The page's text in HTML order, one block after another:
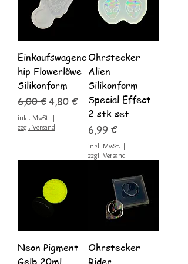
Einkaufswagenc
hip Flowerlöwe
Silikonform
Standardpreis
6,00 €Sale-Preis
4,80 €
inkl. MwSt. |
zzgl. Versand
Ohrstecker
Alien
Silikonform
Special Effect
2 stk set
Preis
6,99 €
inkl. MwSt. |
zzgl. Versand
Neon Pigment
Ohrstecker